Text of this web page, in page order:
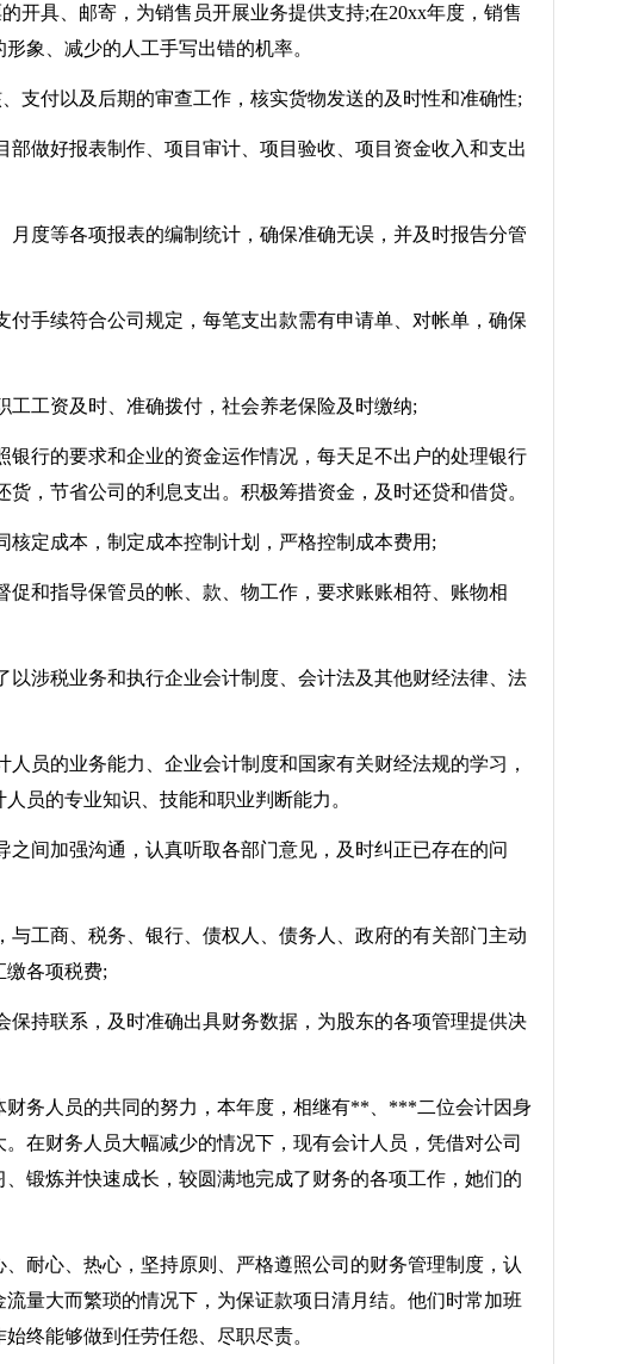
具、邮寄，为销售员开展业务提供支持;在20xx年度，销售
象、减少的人工手写出错的机率。
付以及后期的审查工作，核实货物发送的及时性和准确性;
做好报表制作、项目审计、项目验收、项目资金收入和支出
度等各项报表的编制统计，确保准确无误，并及时报告分管
手续符合公司规定，每笔支出款需有申请单、对帐单，确保
工资及时、准确拨付，社会养老保险及时缴纳;
行的要求和企业的资金运作情况，每天足不出户的处理银行
，节省公司的利息支出。积极筹措资金，及时还贷和借贷。
定成本，制定成本控制计划，严格控制成本费用;
和指导保管员的帐、款、物工作，要求账账相符、账物相
涉税业务和执行企业会计制度、会计法及其他财经法律、法
员的业务能力、企业会计制度和国家有关财经法规的学习，
员的专业知识、技能和职业判断能力。
间加强沟通，认真听取各部门意见，及时纠正已存在的问
工商、税务、银行、债权人、债务人、政府的有关部门主动
缴各项税费;
持联系，及时准确出具财务数据，为股东的各项管理提供决
务人员的共同的努力，本年度，相继有**、***二位会计因身
在财务人员大幅减少的情况下，现有会计人员，凭借对公司
锻炼并快速成长，较圆满地完成了财务的各项工作，她们的
心、热心，坚持原则、严格遵照公司的财务管理制度，认
量大而繁琐的情况下，为保证款项日清月结。他们时常加班
终能够做到任劳任怨、尽职尽责。